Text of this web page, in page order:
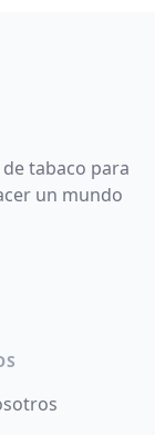
tabaco para
un mundo